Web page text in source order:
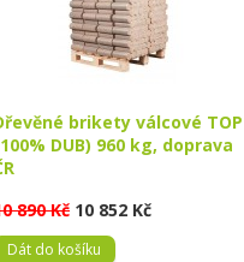
brikety válcové TOP
DUB) 960 kg, doprava
890 Kč 10 852 Kč
Dát do košíku